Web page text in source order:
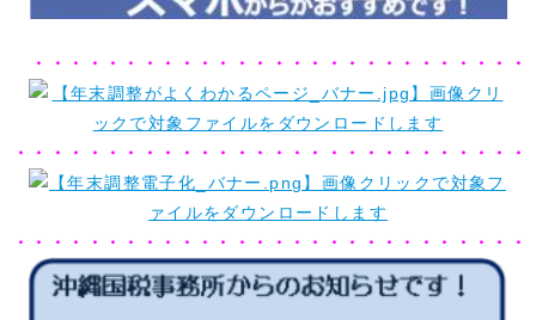
・・・・・・・・・・・・・・・・・・・・・・・・・・・
・・・・・・・・・・・・・・・・・・・・・・・・・・・・
・・・・・・・・・・・・・・・・・・・・・・・・・・・・